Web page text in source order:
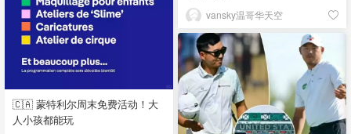
vansky温哥华天空
🇨🇦 蒙特利尔周末免费活动！大
人小孩都能玩